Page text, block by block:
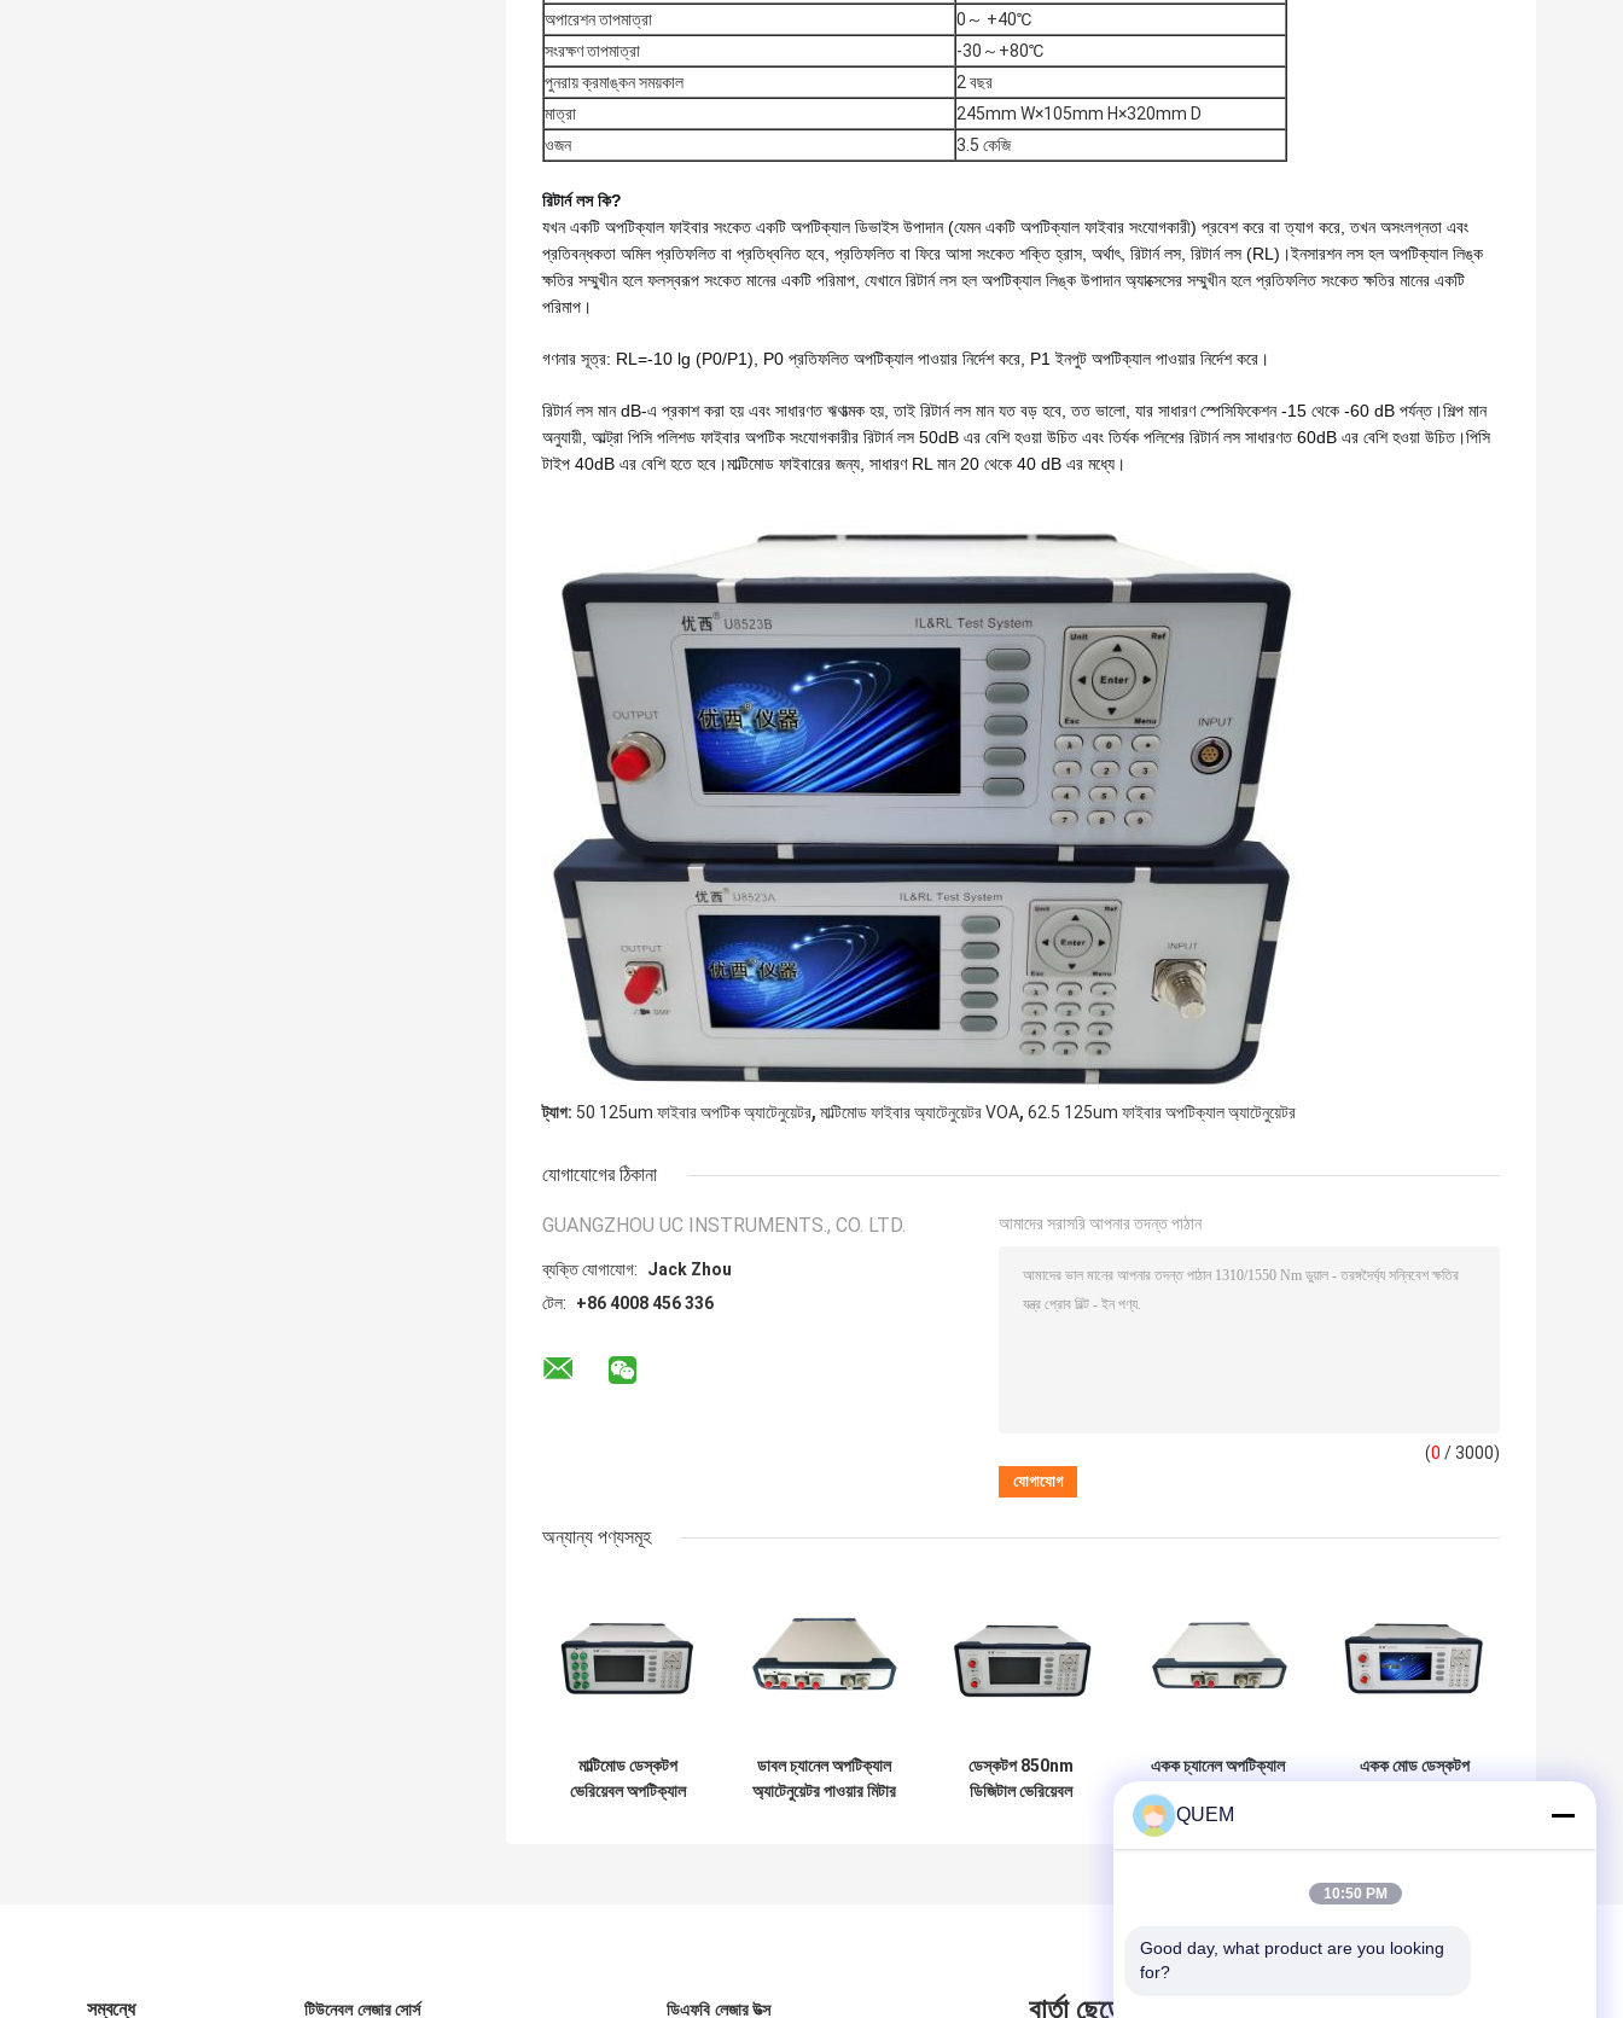
অপারেশন তাপমাত্রা
0～ +40℃
সংরক্ষণ তাপমাত্রা
-30～+80℃
পুনরায় ক্রমাঙ্কন সময়কাল
2 বছর
মাত্রা
245mm W×105mm H×320mm D
ওজন
3.5 কেজি
রিটার্ন লস কি?
যখন একটি অপটিক্যাল ফাইবার সংকেত একটি অপটিক্যাল ডিভাইস উপাদান (যেমন একটি অপটিক্যাল ফাইবার সংযোগকারী) প্রবেশ করে বা ত্যাগ করে, তখন অসংলগ্নতা এবং
প্রতিবন্ধকতা অমিল প্রতিফলিত বা প্রতিধ্বনিত হবে, প্রতিফলিত বা ফিরে আসা সংকেত শক্তি হ্রাস, অর্থাৎ, রিটার্ন লস, রিটার্ন লস (RL)।ইনসারশন লস হল অপটিক্যাল লিঙ্ক
ক্ষতির সম্মুখীন হলে ফলস্বরূপ সংকেত মানের একটি পরিমাপ, যেখানে রিটার্ন লস হল অপটিক্যাল লিঙ্ক উপাদান অ্যাক্সেসের সম্মুখীন হলে প্রতিফলিত সংকেত ক্ষতির মানের একটি
পরিমাপ।
গণনার সূত্র: RL=-10 lg (P0/P1), P0 প্রতিফলিত অপটিক্যাল পাওয়ার নির্দেশ করে, P1 ইনপুট অপটিক্যাল পাওয়ার নির্দেশ করে।
রিটার্ন লস মান dB-এ প্রকাশ করা হয় এবং সাধারণত ঋণাত্মক হয়, তাই রিটার্ন লস মান যত বড় হবে, তত ভালো, যার সাধারণ স্পেসিফিকেশন -15 থেকে -60 dB পর্যন্ত।শিল্প মান
অনুযায়ী, আল্ট্রা পিসি পলিশড ফাইবার অপটিক সংযোগকারীর রিটার্ন লস 50dB এর বেশি হওয়া উচিত এবং তির্যক পলিশের রিটার্ন লস সাধারণত 60dB এর বেশি হওয়া উচিত।পিসি
টাইপ 40dB এর বেশি হতে হবে।মাল্টিমোড ফাইবারের জন্য, সাধারণ RL মান 20 থেকে 40 dB এর মধ্যে।
ট্যাগ: 50 125um ফাইবার অপটিক অ্যাটেনুয়েটর, মাল্টিমোড ফাইবার অ্যাটেনুয়েটর VOA, 62.5 125um ফাইবার অপটিক্যাল অ্যাটেনুয়েটর
যোগাযোগের ঠিকানা
GUANGZHOU UC INSTRUMENTS., CO. LTD.
ব্যক্তি যোগাযোগ:
Jack Zhou
টেল:
+86 4008 456 336
আমাদের সরাসরি আপনার তদন্ত পাঠান
(0 / 3000)
অন্যান্য পণ্যসমূহ
মাল্টিমোড ডেস্কটপ
ভেরিয়েবল অপটিক্যাল
ডাবল চ্যানেল অপটিক্যাল
অ্যাটেনুয়েটর পাওয়ার মিটার
ডেস্কটপ 850nm
ডিজিটাল ভেরিয়েবল
একক চ্যানেল অপটিক্যাল
অ্যাটেনুয়েটর এবং পাওয়ার
মিটার 1490nm
একক মোড ডেস্কটপ
সম্বন্ধে টিউনেবল লেজার সোর্স ডিএফবি লেজার উত্স বার্তা ছেড়ে
QUEM
10:50 PM
Good day, what product are you looking
for?